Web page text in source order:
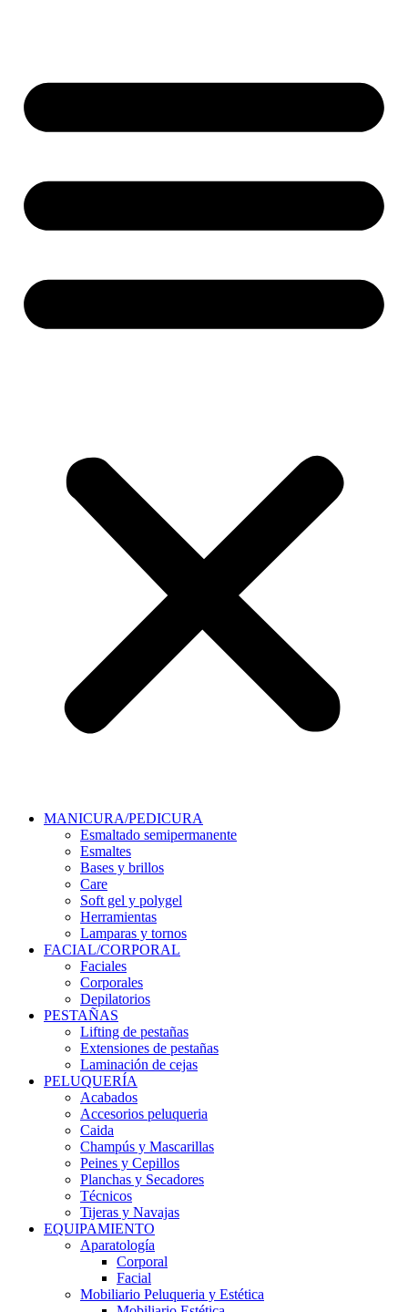
MANICURA/PEDICURA
Esmaltado semipermanente
Esmaltes
Bases y brillos
Care
Soft gel y polygel
Herramientas
Lamparas y tornos
FACIAL/CORPORAL
Faciales
Corporales
Depilatorios
PESTAÑAS
Lifting de pestañas
Extensiones de pestañas
Laminación de cejas
PELUQUERÍA
Acabados
Accesorios peluqueria
Caida
Champús y Mascarillas
Peines y Cepillos
Planchas y Secadores
Técnicos
Tijeras y Navajas
EQUIPAMIENTO
Aparatología
Corporal
Facial
Mobiliario Peluqueria y Estética